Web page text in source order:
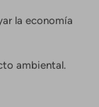
la economía
ambiental.